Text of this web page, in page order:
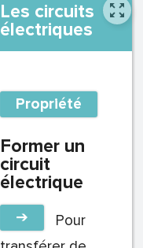
Les circuits
électriques
Propriété
Former un
circuit
électrique
➔
Pour